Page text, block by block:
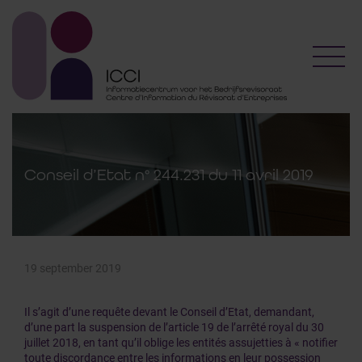
Conseil d’Etat n° 244.231 du 11 avril 2019
19 september 2019
Il s’agit d’une requête devant le Conseil d’Etat, demandant,
d’une part la suspension de l’article 19 de l’arrêté royal du 30
juillet 2018, en tant qu’il oblige les entités assujetties à « notifier
toute discordance entre les informations en leur possession